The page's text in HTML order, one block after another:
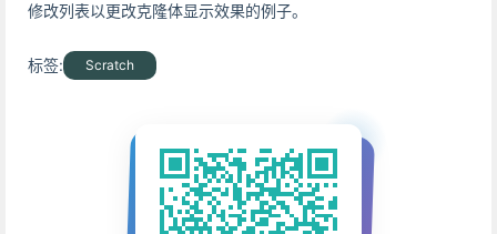
修改列表以更改克隆体显示效果的例子。
标签: Scratch